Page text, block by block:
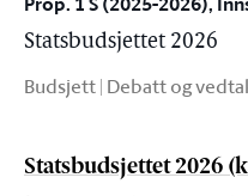
Statsbudsjettet 2026
Budsjett | Debatt og
Statsbudsjettet 2026